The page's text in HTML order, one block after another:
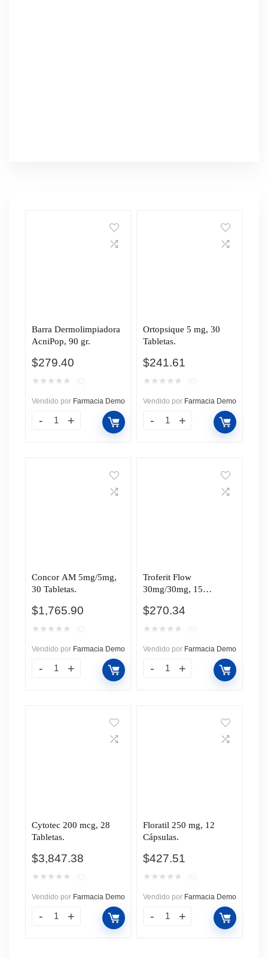
Barra Dermolimpiadora
AcniPop, 90 gr.
$279.40
★ ★ ★ ★ ★
Vendido por Farmacia Demo
Ortopsique 5 mg, 30
Tabletas.
$241.61
★ ★ ★ ★ ★
Vendido por Farmacia Demo
Concor AM 5mg/5mg,
30 Tabletas.
$1,765.90
★ ★ ★ ★ ★
Vendido por Farmacia Demo
Troferit Flow
30mg/30mg, 15
$270.34
★ ★ ★ ★ ★
Vendido por Farmacia Demo
Cytotec 200 mcg, 28
Tabletas.
$3,847.38
★ ★ ★ ★ ★
Vendido por Farmacia Demo
Floratil 250 mg, 12
Cápsulas.
$427.51
★ ★ ★ ★ ★
Vendido por Farmacia Demo